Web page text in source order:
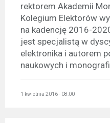
rektorem Akademii
Kolegium Elektorów
na kadencję 2016-
jest specjalistą w
elektronika i autorem
naukowych i
1 kwietnia 2016 - 08:00